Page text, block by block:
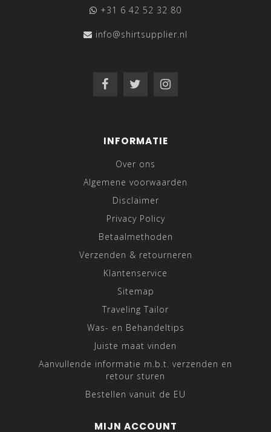
+31 6 42 52 32 80
info@shirtsupplier.nl
INFORMATIE
Over ons
Algemene voorwaarden
Disclaimer
Privacy Policy
Betaalmethoden
Verzenden & retourneren
Klantenservice
Sitemap
Traveling Tailor
Was- en Behandeltips
Juiste maat vinden
Aanvullende informatie m.b.t. verzenden en
retour sturen
Bestellen vanuit de EU
MIJN ACCOUNT